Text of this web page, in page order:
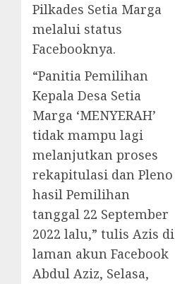
Pilkades Setia Marga
melalui status
Facebooknya.
“Panitia Pemilihan
Kepala Desa Setia
Marga ‘MENYERAH’
tidak mampu lagi
melanjutkan proses
rekapitulasi dan Pleno
hasil Pemilihan
tanggal 22 September
2022 lalu,” tulis Azis di
laman akun Facebook
Abdul Aziz, Selasa,